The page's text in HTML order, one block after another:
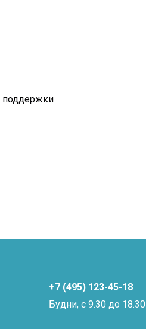
поддержки
+7 (495) 123-45-18
Будни, с 9.30 до 18.30